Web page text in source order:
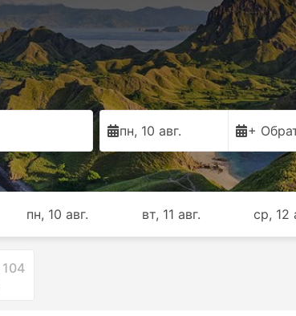
пн, 10 авг. +
пн, 10 авг. вт, 11 авг. ср, 12
104